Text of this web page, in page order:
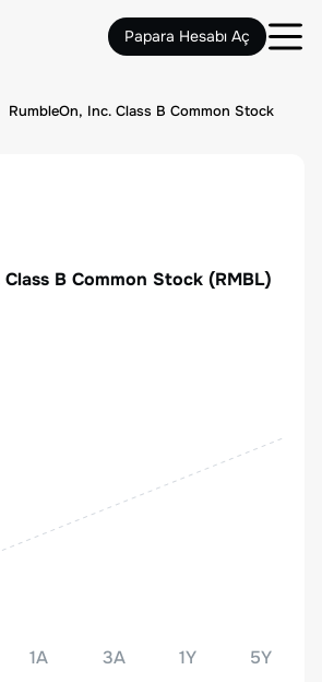
Papara Hesabı Aç
RumbleOn, Inc. Class B Common Stock
Class B Common Stock (RMBL)
1A 3A 1Y 5Y